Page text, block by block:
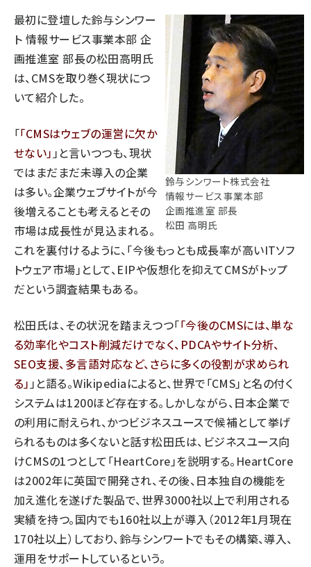
鈴与シンワート株式会社
情報サービス事業本部
企画推進室 部長
松田 高明氏
最初に登壇した鈴与シンワー
ト 情報サービス事業本部 企
画推進室 部長の松田高明氏
は、CMSを取り巻く現状につ
いて紹介した。
「 CMSはウェブの運営に欠か
せない 」と言いつつも、現状
ではまだまだ未導入の企業
は多い。企業ウェブサイトが今
後増えることも考えるとその
市場は成長性が見込まれる。
これを裏付けるように、「今後もっとも成長率が高いITソフ
トウェア市場」として、EIPや仮想化を抑えてCMSがトップ
だという調査結果もある。
松田氏は、その状況を踏まえつつ「 今後のCMSには、単な
る効率化やコスト削減だけでなく、PDCAやサイト分析、
SEO支援、多言語対応など、さらに多くの役割が求められ
る 」と語る。Wikipediaによると、世界で「CMS」と名の付く
システムは1200ほど存在する。しかしながら、日本企業で
の利用に耐えられ、かつビジネスユースで候補として挙げ
られるものは多くないと話す松田氏は、ビジネスユース向
けCMSの1つとして「HeartCore」を説明する。HeartCore
は2002年に英国で開発され、その後、日本独自の機能を
加え進化を遂げた製品で、世界3000社以上で利用される
実績を持つ。国内でも160社以上が導入（2012年1月現在
170社以上）しており、鈴与シンワートでもその構築、導入、
運用をサポートしているという。